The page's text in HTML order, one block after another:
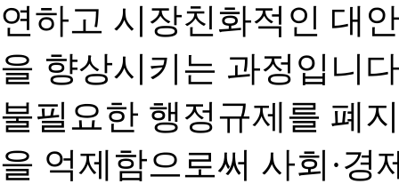
연하고 시장친화적인 대
을 향상시키는 과정입니
불필요한 행정규제를 폐
을 억제함으로써 사회·경